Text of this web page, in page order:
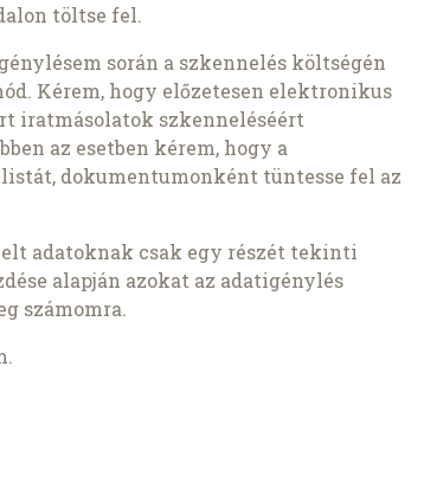
töltse fel.
során a szkennelés költségén
Kérem, hogy előzetesen elektronikus
iratmásolatok szkenneléséért
az esetben kérem, hogy a
dokumentumonként tüntesse fel az
adatoknak csak egy részét tekinti
alapján azokat az adatigénylés
számomra.